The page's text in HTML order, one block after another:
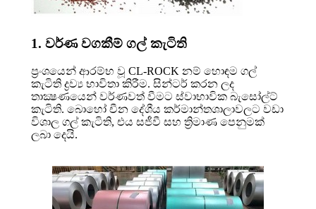
1. වර්ණ වගකීම් ගල් කැටිති
ප්‍රංශයෙන් ආරම්භ වූ CL-ROCK නම් හොඳම ගල්
කැටිති ද්‍රව්‍ය භාවිතා කිරීම. සින්ටර් කරන ලද
තාක්‍ෂණයෙන් වර්ණවත් වීමට ස්වාභාවික බැසෝල්ට්
කැටිති. බොහෝ චීන දේශීය කර්මාන්තශාලාවලට වඩා
විශාල ගල් කැටිති, එය සජීවී සහ ත්‍රිමාණ පෙනුමක්
ලබා දෙයි.